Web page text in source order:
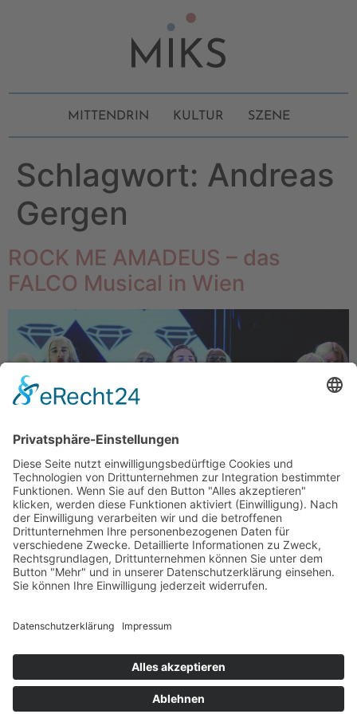
MITTENDRIN KULTUR SZENE
Schlagwort: Andreas
Gergen
ROCK ME AMADEUS – das
FALCO Musical in Wien
„Ohne dieses Lebensgefühl zwischen Depression und
Größenwahn kann ich kaum leben.“ Das hat FALCO
von ROCK ME AMADEUS – DAS FALCO MUSICAL lassen
konnte es so weit kommen? Falcos Heldenreise wird
seit Oktober 2023 allabendlich auf der Bühne des […]